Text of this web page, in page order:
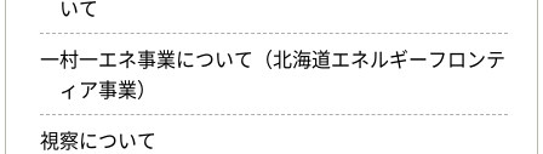
いて
一村一エネ事業について（北海道エネルギーフロンテ
ィア事業）
視察について